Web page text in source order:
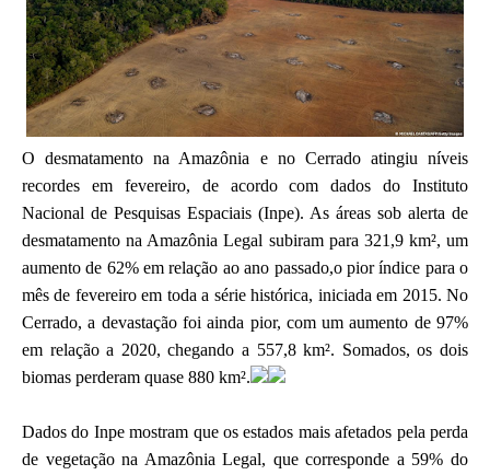
O desmatamento na Amazônia e no Cerrado atingiu níveis
recordes em fevereiro, de acordo com dados do Instituto
Nacional de Pesquisas Espaciais (Inpe). As áreas sob alerta de
desmatamento na Amazônia Legal subiram para 321,9 km², um
aumento de 62% em relação ao ano passado,o pior índice para o
mês de fevereiro em toda a série histórica, iniciada em 2015. No
Cerrado, a devastação foi ainda pior, com um aumento de 97%
em relação a 2020, chegando a 557,8 km². Somados, os dois
biomas perderam quase 880 km².
Dados do Inpe mostram que os estados mais afetados pela perda
de vegetação na Amazônia Legal, que corresponde a 59% do